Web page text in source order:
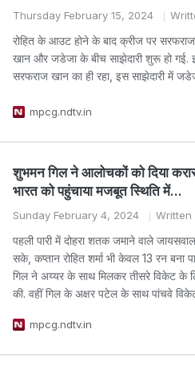
Thursday February 15, 2024
रोहित के आउट होने के बाद क्रीज पर
खान और जडेजा के बीच साझेदारी शुरू हो गई.
सरफराज खान का ही रहा, इस साझेदारी में
mpcg.ndtv.in
शुभमन गिल ने आलोचकों को दिया
भारत को पहुंचाया मजबूत स्थिति में...
Sunday February 4, 2024 Written
पहली पारी में दोहरा शतक जमाने वाले
सके, कप्तान रोहित शर्मा भी केवल 13 रन बना
गिल ने अय्यर के साथ मिलकर तीसरे विकेट के
की. वहीं गिल के अक्षर पटेल के साथ पांचवे
mpcg.ndtv.in